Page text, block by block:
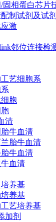
固相蛋白芯片
制试剂及试
激
邻位连接检
艺细胞系
胞
清
牛血清
胎牛血清
牛血清
血清
养基
养基
艺培养基
加剂